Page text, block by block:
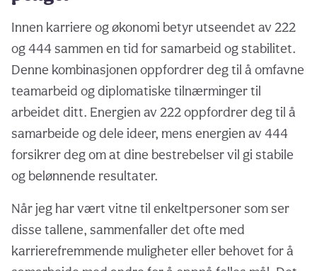
Innen karriere og økonomi betyr utseendet av 222
og 444 sammen en tid for samarbeid og stabilitet.
Denne kombinasjonen oppfordrer deg til å omfavne
teamarbeid og diplomatiske tilnærminger til
arbeidet ditt. Energien av 222 oppfordrer deg til å
samarbeide og dele ideer, mens energien av 444
forsikrer deg om at dine bestrebelser vil gi stabile
og belønnende resultater.
Når jeg har vært vitne til enkeltpersoner som ser
disse tallene, sammenfaller det ofte med
karrierefremmende muligheter eller behovet for å